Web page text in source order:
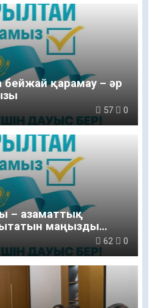
бейжай қарамау – әр
57 0
– азаматтық
маңызды
62 0